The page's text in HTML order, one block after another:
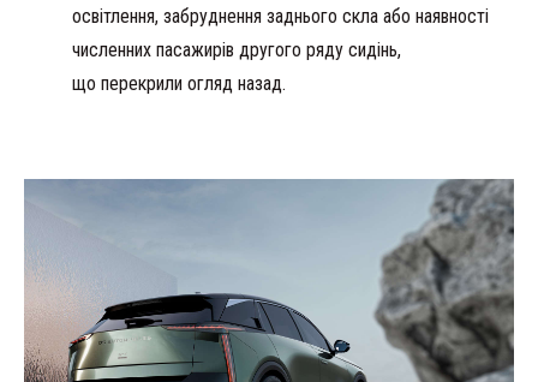
освітлення, забруднення заднього скла або наявності
численних пасажирів другого ряду сидінь,
що перекрили огляд назад.